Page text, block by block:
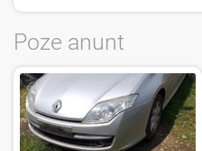
Poze anunt